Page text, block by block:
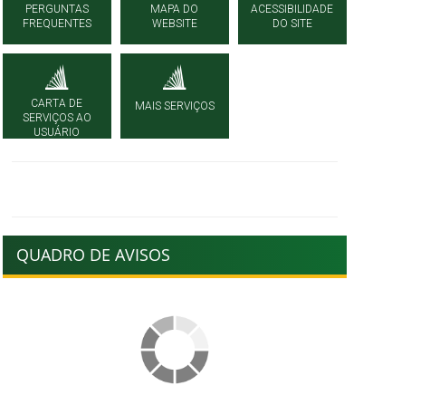
PERGUNTAS
FREQUENTES
MAPA DO
WEBSITE
ACESSIBILIDADE
DO SITE
CARTA DE
SERVIÇOS AO
USUÁRIO
MAIS SERVIÇOS
QUADRO DE AVISOS